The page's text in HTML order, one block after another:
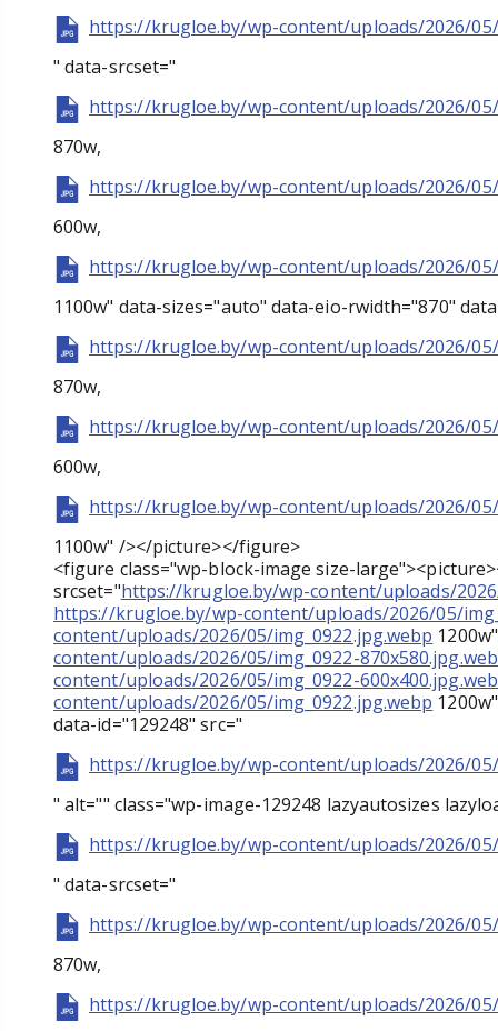
https://krugloe.by/wp-content/uploads/2026/05/
" data-srcset="
https://krugloe.by/wp-content/uploads/2026/05/
870w,
https://krugloe.by/wp-content/uploads/2026/05/
600w,
https://krugloe.by/wp-content/uploads/2026/
1100w" data-sizes="auto" data-eio-rwidth="870"
https://krugloe.by/wp-content/uploads/2026/05/
870w,
https://krugloe.by/wp-content/uploads/2026/05/
600w,
https://krugloe.by/wp-content/uploads/2026/
1100w" /></picture></figure>
<figure class="wp-block-image size-
srcset="https://krugloe.by/wp-content/uploads/
https://krugloe.by/wp-content/uploads/2026/05/
content/uploads/2026/05/img_0922.jpg.webp
content/uploads/2026/05/img_0922-
content/uploads/2026/05/img_0922-
content/uploads/2026/05/img_0922.jpg.webp
data-id="129248" src="
https://krugloe.by/wp-content/uploads/2026/05/
" alt="" class="wp-image-129248 lazyautosizes
https://krugloe.by/wp-content/uploads/2026/05/
" data-srcset="
https://krugloe.by/wp-content/uploads/2026/05/
870w,
https://krugloe.by/wp-content/uploads/2026/05/